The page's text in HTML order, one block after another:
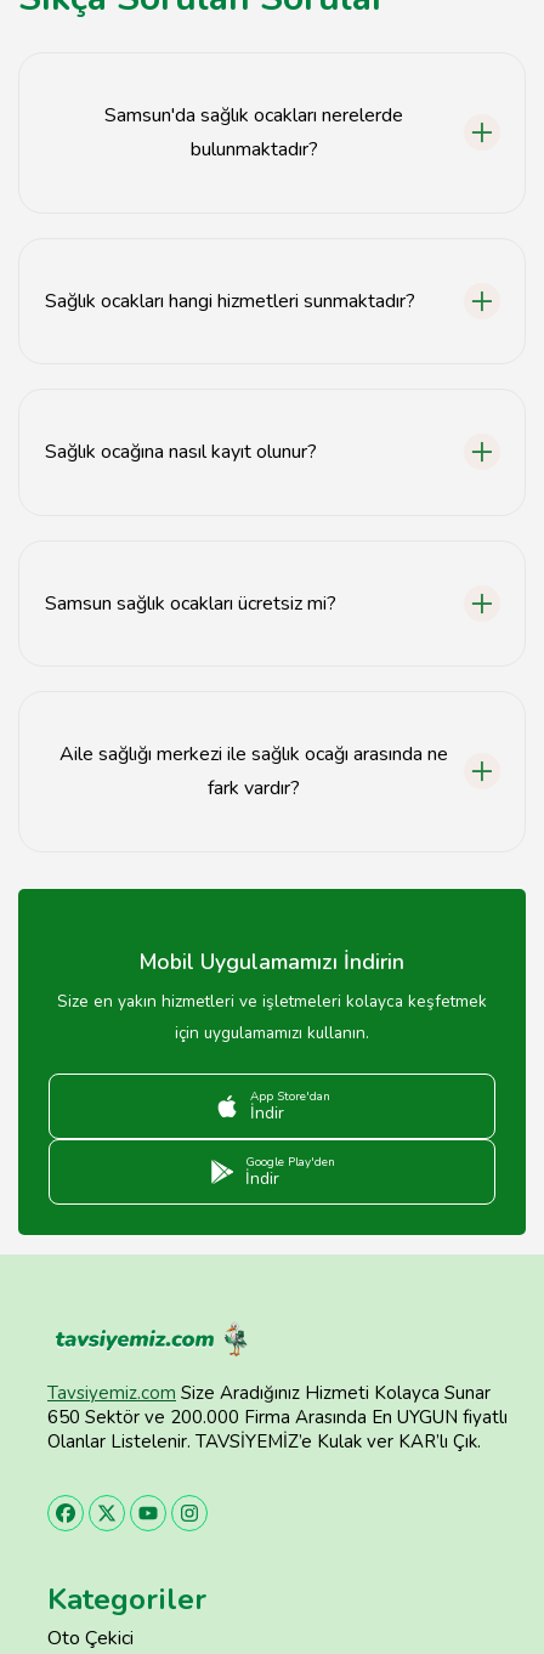
Samsun'da sağlık ocakları nerelerde
bulunmaktadır?
Sağlık ocakları hangi hizmetleri sunmaktadır?
Sağlık ocağına nasıl kayıt olunur?
Samsun sağlık ocakları ücretsiz mi?
Aile sağlığı merkezi ile sağlık ocağı arasında ne
fark vardır?
sunarken, sağlık ocakları genellikle temel sağlık
Mobil Uygulamamızı İndirin
Size en yakın hizmetleri ve işletmeleri kolayca keşfetmek
için uygulamamızı kullanın.
App Store'dan
İndir
Google Play'den
İndir
Tavsiyemiz.com Size Aradığınız Hizmeti Kolayca Sunar
650 Sektör ve 200.000 Firma Arasında En UYGUN fiyatlı
Olanlar Listelenir. TAVSİYEMİZ’e Kulak ver KAR’lı Çık.
Kategoriler
Oto Çekici